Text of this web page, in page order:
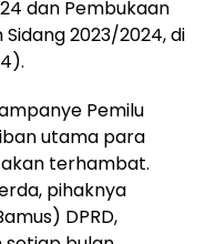
dan Pembukaan
2023/2024, di
Pemilu
utama para
terhambat.
pihaknya
DPRD,